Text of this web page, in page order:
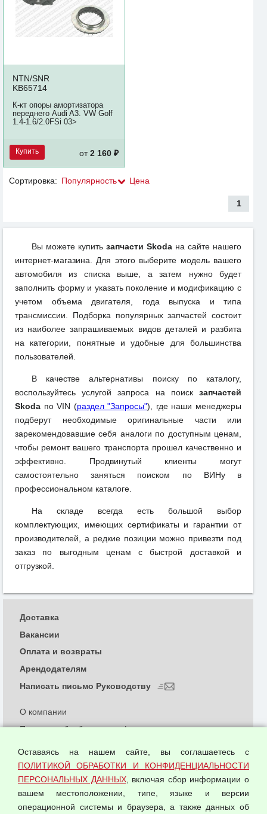
NTN/SNR
KB65714
К-кт опоры амортизатора
переднего Audi A3. VW Golf
1.4-1.6/2.0FSi 03>
Купить от2 160 ₽
Сортировка: Популярность Цена
1
Вы можете купить запчасти Skoda на сайте нашего
интернет-магазина. Для этого выберите модель вашего
автомобиля из списка выше, а затем нужно будет
заполнить форму и указать поколение и модификацию с
учетом объема двигателя, года выпуска и типа
трансмиссии. Подборка популярных запчастей состоит
из наиболее запрашиваемых видов деталей и разбита
на категории, понятные и удобные для большинства
пользователей.
В качестве альтернативы поиску по каталогу,
воспользуйтесь услугой запроса на поиск запчастей
Skoda по VIN (раздел "Запросы"), где наши менеджеры
подберут необходимые оригинальные части или
зарекомендовавшие себя аналоги по доступным ценам,
чтобы ремонт вашего транспорта прошел качественно и
эффективно. Продвинутый клиенты могут
самостоятельно заняться поиском по ВИНу в
профессиональном каталоге.
На складе всегда есть большой выбор
комплектующих, имеющих сертификаты и гарантии от
производителей, а редкие позиции можно привезти под
заказ по выгодным ценам с быстрой доставкой и
отгрузкой.
О компании
Политика обработки и конфиденциальности
Согласием на обработку персональных данных
Оферта оптовой купли-продажи
Публичная оферта
Доставка
Вакансии
Оплата и возвраты
Арендодателям
Написать письмо Руководству
Оставаясь на нашем сайте, вы соглашаетесь с
ПОЛИТИКОЙ ОБРАБОТКИ И КОНФИДЕНЦИАЛЬНОСТИ
ПЕРСОНАЛЬНЫХ ДАННЫХ, включая сбор информации о
вашем местоположении, типе, языке и версии
операционной системы и браузера, а также данных об